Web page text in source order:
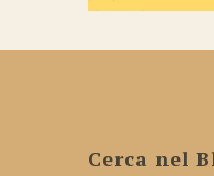
Cerca nel